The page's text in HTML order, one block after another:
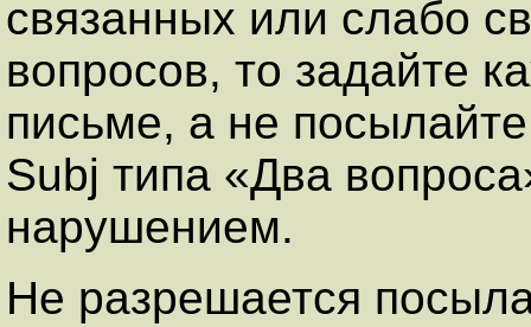
связанных или слабо
вопросов, то задайте
письме, а не
Subj типа «Два
нарушением.
Hе разрешается